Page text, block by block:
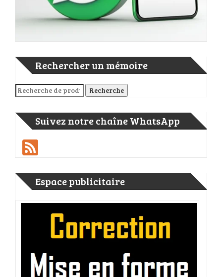
Rechercher un mémoire
Recherche pour : Recherche
Suivez notre chaîne WhatsApp
Espace publicitaire